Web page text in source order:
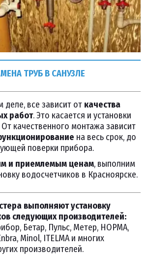
ТРУБ В САНУЗЛЕ
деле, все зависит от качества
работ. Это касается и установки
качественного монтажа зависит
на весь срок, до
поверки прибора.
и приемлемым ценам, выполним
водосчетчиков в Красноярске.
выполняют установку
следующих производителей:
Бетар, Пульс, Метер, НОРМА,
Minol, ITELMA и многих
производителей.